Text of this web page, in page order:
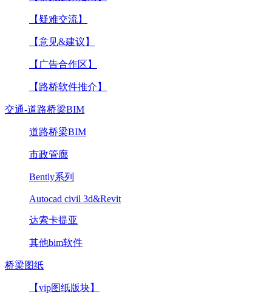
【疑难交流】
【意见&建议】
【广告合作区】
【路桥软件推介】
交通-道路桥梁BIM
道路桥梁BIM
市政管廊
Bently系列
Autocad civil 3d&Revit
达索卡提亚
其他bim软件
桥梁图纸
【vip图纸版块】